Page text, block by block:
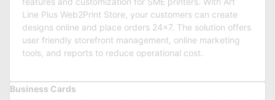
Line Plus Web2Print Store, your customers can create
designs online and place orders 24×7. The solution offers
user friendly storefront management, online marketing
tools, and reports to reduce operational cost.
Business Cards